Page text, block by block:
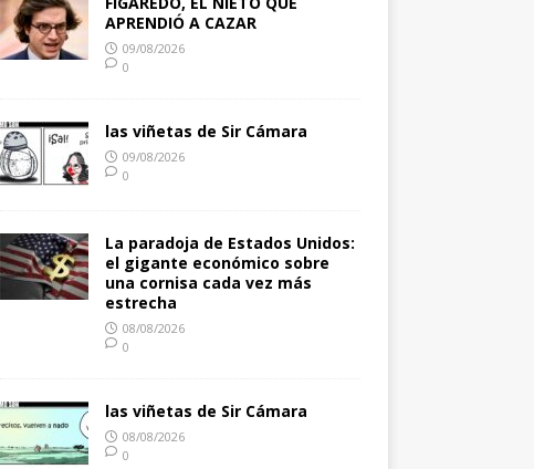
APRENDIÓ A CAZAR
09/08/2026
0
las viñetas de Sir Cámara
09/08/2026
0
La paradoja de Estados Unidos:
el gigante económico sobre
una cornisa cada vez más
estrecha
08/08/2026
0
las viñetas de Sir Cámara
08/08/2026
0